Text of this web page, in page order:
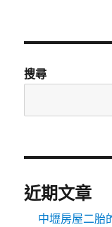
搜尋
近期文章
中壢房屋二胎